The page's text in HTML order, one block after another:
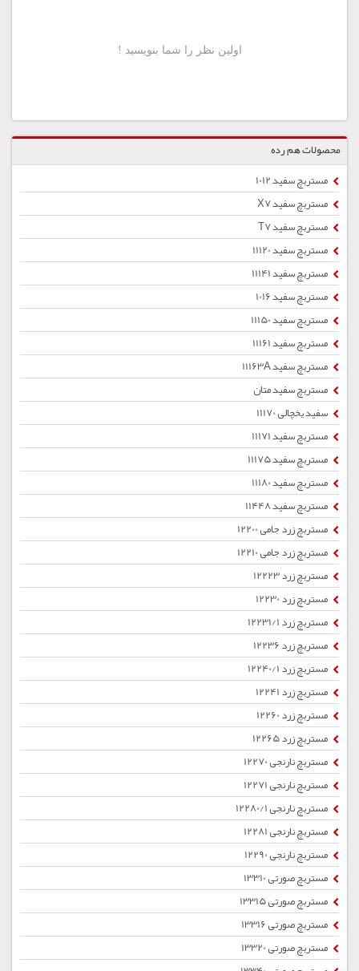
محصولات هم رده
مستربچ سفید 1012
مستربچ سفید X7
مستربچ سفید T7
مستربچ سفید 11120
مستربچ سفید 11141
مستربچ سفید 1016
مستربچ سفید 11150
مستربچ سفید 11161
مستربچ سفید 11163A
مستربچ سفید متان
سفید یخچالی 11170
مستربچ سفید 11171
مستربچ سفید 11175
مستربچ سفید 11180
مستربچ سفید 11448
مستربچ زرد جامی 12200
مستربچ زرد جامی 12210
مستربچ زرد 12223
مستربچ زرد 12230
مستربچ زرد 12231/1
مستربچ زرد 12236
مستربچ زرد 12240/1
مستربچ زرد 12241
مستربچ زرد 12260
مستربچ زرد 12265
مستربچ نارنجی 12270
مستربچ نارنجی 12271
مستربچ نارنجی 12280/1
مستربچ نارنجی 12281
مستربچ نارنجی 12290
مستربچ صورتی 13310
مستربچ صورتی 13315
مستربچ صورتی 13316
مستربچ صورتی 13320